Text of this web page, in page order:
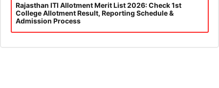
Rajasthan ITI Allotment Merit List 2026: Check 1st
College Allotment Result, Reporting Schedule &
Admission Process